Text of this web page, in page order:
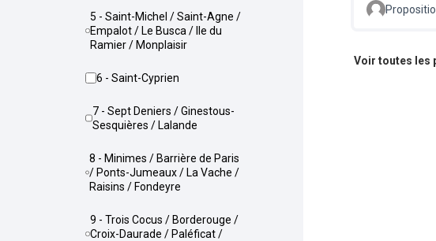
5 - Saint-Michel / Saint-Agne /
Empalot / Le Busca / Ile du
Ramier / Monplaisir
6 - Saint-Cyprien
7 - Sept Deniers / Ginestous-
Sesquières / Lalande
8 - Minimes / Barrière de Paris
/ Ponts-Jumeaux / La Vache /
Raisins / Fondeyre
9 - Trois Cocus / Borderouge /
Croix-Daurade / Paléficat /
Voir toutes les